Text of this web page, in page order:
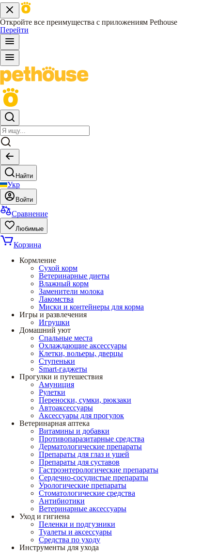
Откройте все преимущества с приложениям Pethouse
Перейти
Найти
Укр
Войти
Сравнение
Любимые
Корзина
Кормление
Сухой корм
Ветеринарные диеты
Влажный корм
Заменители молока
Лакомства
Миски и контейнеры для корма
Игры и развлечения
Игрушки
Домашний уют
Спальные места
Охлаждающие аксессуары
Клетки, вольеры, дверцы
Ступеньки
Smart-гаджеты
Прогулки и путешествия
Амуниция
Рулетки
Переноски, сумки, рюкзаки
Автоаксессуары
Аксессуары для прогулок
Ветеринарная аптека
Витамины и добавки
Противопаразитарные средства
Дерматологические препараты
Препараты для глаз и ушей
Препараты для суставов
Гастроэнтерологические препараты
Сердечно-сосудистые препараты
Урологические препараты
Стоматологические средства
Антибиотики
Ветеринарные аксессуары
Уход и гигиена
Пеленки и подгузники
Туалеты и аксессуары
Средства по уходу
Инструменты для ухода